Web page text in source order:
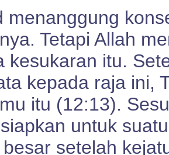
menanggung
Tetapi Allah
kesukaran itu.
kepada raja ini,
itu (12:13).
untuk
setelah